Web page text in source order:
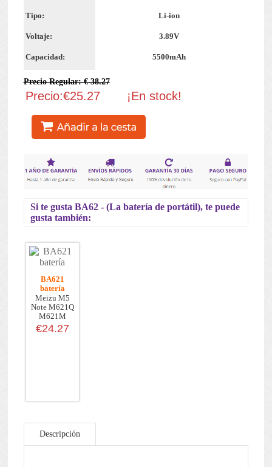
Tipo: Li-ion
Voltaje: 3.89V
Capacidad: 5500mAh
Precio Regular: € 38.27
Precio:€25.27 ¡En stock!
Si te gusta BA62 - (La batería de portátil), te puede
gusta también:
BA621
batería
Meizu M5
Note M621Q
M621M
€24.27
Descripción